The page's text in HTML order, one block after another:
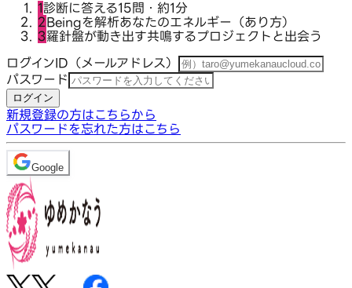
1診断に答える15問・約1分
2Beingを解析あなたのエネルギー（あり方）
3羅針盤が動き出す共鳴するプロジェクトと出会う
ログインID（メールアドレス）
パスワード
ログイン
新規登録の方はこちらから
パスワードを忘れた方はこちら
Google